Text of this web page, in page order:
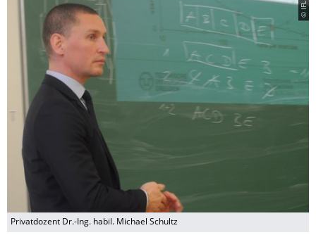
© IFL
Privatdozent Dr.-Ing. habil. Michael Schultz